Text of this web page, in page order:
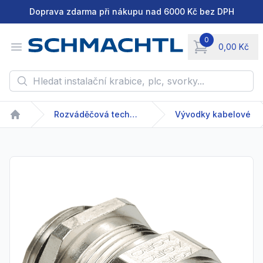
Doprava zdarma při nákupu nad 6000 Kč bez DPH
Open menu
0
0,00 Kč
items in cart,
Hledat instalační krabice, plc, svorky...
Home
Rozváděčová technika Vývodky kabelové